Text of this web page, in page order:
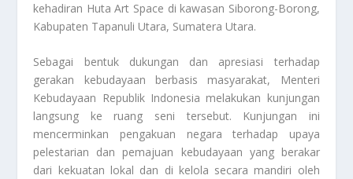
kehadiran Huta Art Space di kawasan Siborong-Borong,
Kabupaten Tapanuli Utara, Sumatera Utara.
Sebagai bentuk dukungan dan apresiasi terhadap
gerakan kebudayaan berbasis masyarakat, Menteri
Kebudayaan Republik Indonesia melakukan kunjungan
langsung ke ruang seni tersebut. Kunjungan ini
mencerminkan pengakuan negara terhadap upaya
pelestarian dan pemajuan kebudayaan yang berakar
dari kekuatan lokal dan di kelola secara mandiri oleh